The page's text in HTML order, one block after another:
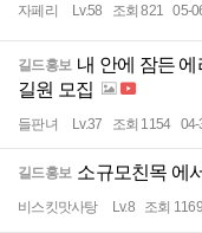
자페리 Lv.58 조회 821 05-
길드홍보 내 안에 잠든
길원 모집
들판녀 Lv.37 조회 1154 04-
길드홍보 소규모친목 에
비스킷맛사탕 Lv.8 조회 1169